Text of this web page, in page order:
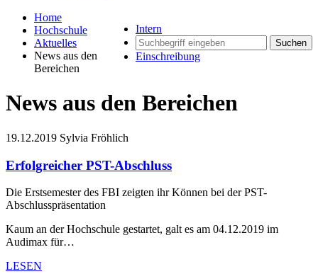
Intern
Suchen
Einschreibung
Home
Hochschule
Aktuelles
News aus den
Bereichen
News aus den Bereichen
19.12.2019 Sylvia Fröhlich
Erfolgreicher PST-Abschluss
Die Erstsemester des FBI zeigten ihr Können bei der PST-
Abschlusspräsentation
Kaum an der Hochschule gestartet, galt es am 04.12.2019 im
Audimax für…
LESEN